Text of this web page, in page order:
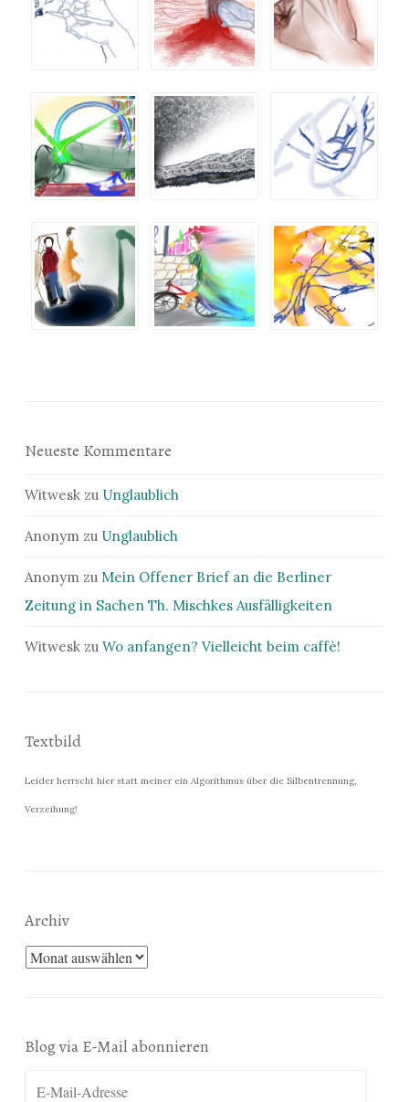
Neueste Kommentare
Witwesk zu Unglaublich
Anonym zu Unglaublich
Anonym zu Mein Offener Brief an die Berliner
Zeitung in Sachen Th. Mischkes Ausfälligkeiten
Witwesk zu Wo anfangen? Vielleicht beim caffè!
Textbild
Leider herrscht hier statt meiner ein Algorithmus über die Silbentrennung,
Verzeihung!
Archiv
Archiv
Blog via E-Mail abonnieren
E-